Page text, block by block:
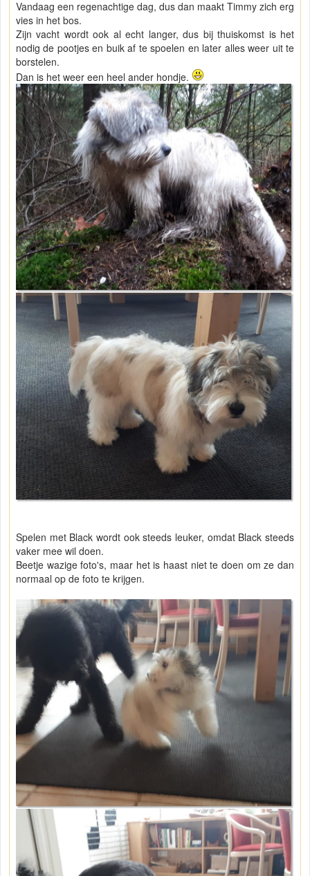
Vandaag een regenachtige dag, dus dan maakt Timmy zich erg
vies in het bos.
Zijn vacht wordt ook al echt langer, dus bij thuiskomst is het
nodig de pootjes en buik af te spoelen en later alles weer uit te
borstelen.
Dan is het weer een heel ander hondje.
Spelen met Black wordt ook steeds leuker, omdat Black steeds
vaker mee wil doen.
Beetje wazige foto's, maar het is haast niet te doen om ze dan
normaal op de foto te krijgen.